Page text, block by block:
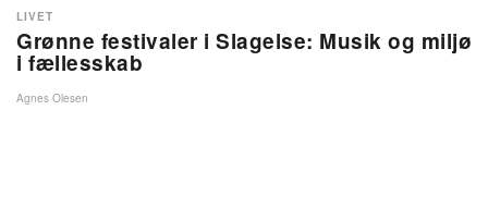
Grønne festivaler i Slagelse: Musik og miljø
i fællesskab
LIVET
Agnes Olesen